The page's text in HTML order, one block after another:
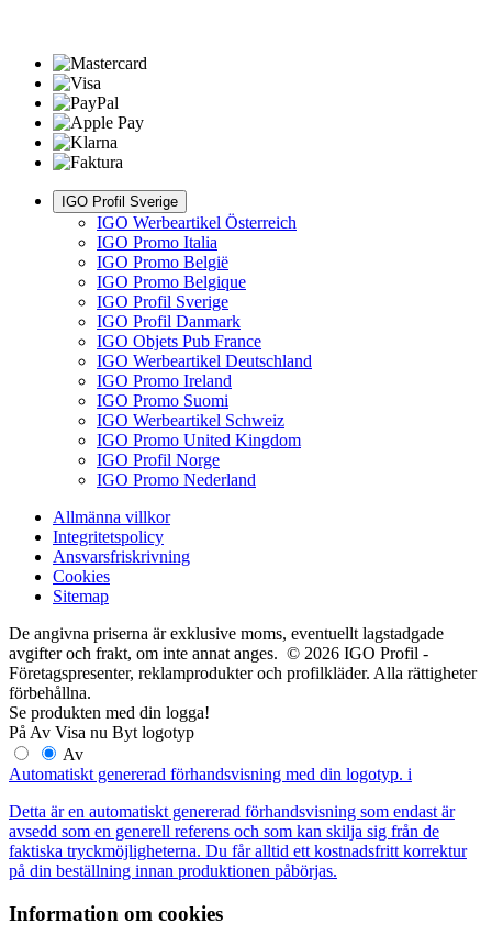
IGO Profil Sverige
IGO Werbeartikel Österreich
IGO Promo Italia
IGO Promo België
IGO Promo Belgique
IGO Profil Sverige
IGO Profil Danmark
IGO Objets Pub France
IGO Werbeartikel Deutschland
IGO Promo Ireland
IGO Promo Suomi
IGO Werbeartikel Schweiz
IGO Promo United Kingdom
IGO Profil Norge
IGO Promo Nederland
Allmänna villkor
Integritetspolicy
Ansvarsfriskrivning
Cookies
Sitemap
De angivna priserna är exklusive moms, eventuellt lagstadgade
avgifter och frakt, om inte annat anges. © 2026 IGO Profil -
Företagspresenter, reklamprodukter och profilkläder. Alla rättigheter
förbehållna.
Se produkten med din logga!
På Av Visa nu Byt logotyp
Av
Automatiskt genererad förhandsvisning med din logotyp. i
Detta är en automatiskt genererad förhandsvisning som endast är
avsedd som en generell referens och som kan skilja sig från de
faktiska tryckmöjligheterna. Du får alltid ett kostnadsfritt korrektur
på din beställning innan produktionen påbörjas.
Information om cookies